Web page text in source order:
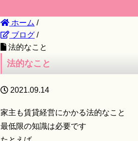
ホーム /
ブログ /
法的なこと
法的なこと
2021.09.14
家主も賃貸経営にかかる法的なこと
最低限の知識は必要です